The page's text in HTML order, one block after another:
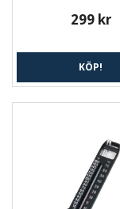
299 kr
KÖP!